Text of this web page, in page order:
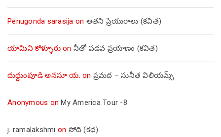
Penugonda sarasija on అతని ప్రియురాలు (కవిత)
యామిని కోళ్ళూరుon నీతో పడవ ప్రయాణం (కవిత)
దుద్దుంపూడి అనసూ య. on ప్రమద – సునీత విలియమ్స్
Anonymous on My America Tour -8
j. ramalakshmi on సోది (కథ)